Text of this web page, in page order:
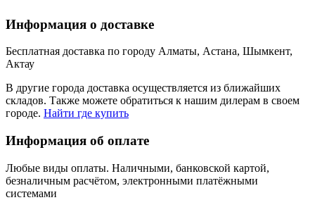
Информация о доставке
Бесплатная доставка по городу Алматы, Астана, Шымкент,
Актау
В другие города доставка осуществляется из ближайших
складов. Также можете обратиться к нашим дилерам в своем
городе. Найти где купить
Информация об оплате
Любые виды оплаты. Наличными, банковской картой,
безналичным расчётом, электронными платёжными
системами